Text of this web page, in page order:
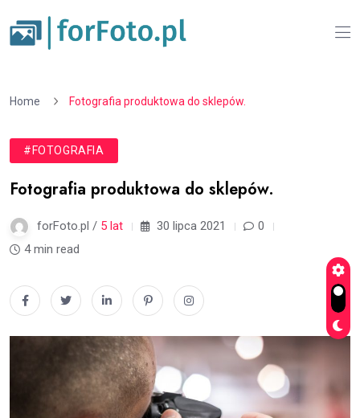
Home Fotografia produktowa do sklepów.
#FOTOGRAFIA
Fotografia produktowa do sklepów.
forFoto.pl / 5 lat 30 lipca 2021
0
4 min read